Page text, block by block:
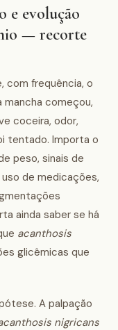
e evolução
— recorte
com frequência, o
mancha começou,
coceira, odor,
tentado. Importa o
peso, sinais de
de medicações,
ainda saber se há
acanthosis
glicêmicas que
A palpação
nigricans